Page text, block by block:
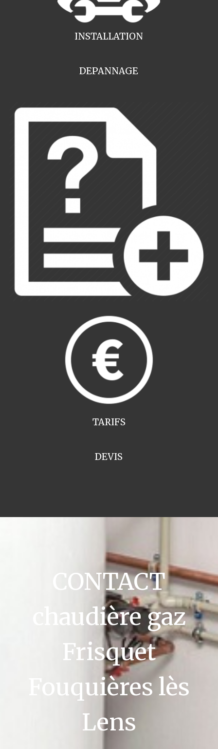
INSTALLATION
DEPANNAGE
TARIFS
DEVIS
CONTACT
chaudière gaz
Frisquet
Fouquières lès
Lens